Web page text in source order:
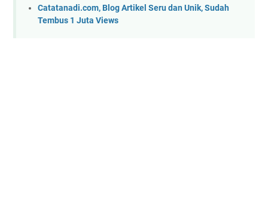
Catatanadi.com, Blog Artikel Seru dan Unik, Sudah
Tembus 1 Juta Views